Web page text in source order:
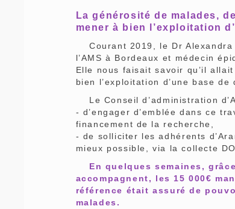
La générosité de malades,
mener à bien l’exploitation
Courant 2019, le Dr Alexandra
l’AMS à Bordeaux et médecin
Elle nous faisait savoir qu’il
bien l’exploitation d’une base de
Le Conseil d’administration
- d’engager d’emblée dans ce
financement de la recherche,
- de solliciter les adhérents
mieux possible, via la collecte
En quelques semaines,
accompagnent, les 15 000€
référence était assuré de
malades.